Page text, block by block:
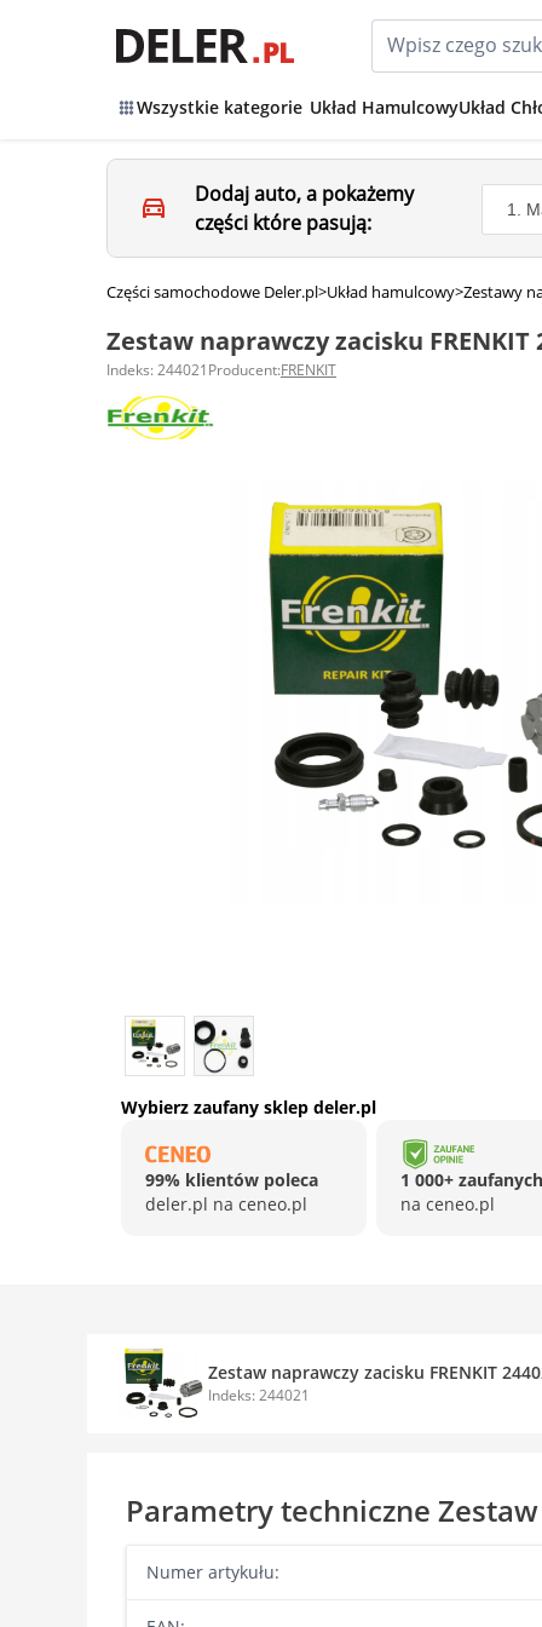
Wszystkie kategorie Układ HamulcowyUkład
Dodaj auto, a pokażemy
części które pasują:
Części samochodowe Deler.pl>Układ hamulcowy>Zestawy
Zestaw naprawczy zacisku FRENKIT
Indeks: 244021Producent:FRENKIT
Wybierz zaufany sklep deler.pl
99% klientów poleca
deler.pl na ceneo.pl
1 000+
na ceneo.pl
Zestaw naprawczy zacisku FRENKIT
Indeks: 244021
Parametry techniczne
Numer artykułu: